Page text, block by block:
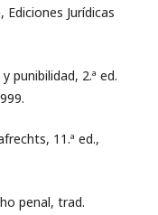
Jurídicas
punibilidad, 2.ª ed.
11.ª ed.,
penal, trad.